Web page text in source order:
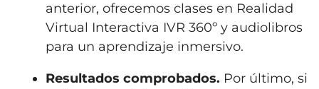
anterior, ofrecemos clases en Realidad
Virtual Interactiva IVR 360º y audiolibros
para un aprendizaje inmersivo.
Resultados comprobados. Por último, si